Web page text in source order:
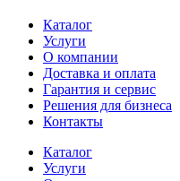
Каталог
Услуги
О компании
Доставка и оплата
Гарантия и сервис
Решения для бизнеса
Контакты
Каталог
Услуги